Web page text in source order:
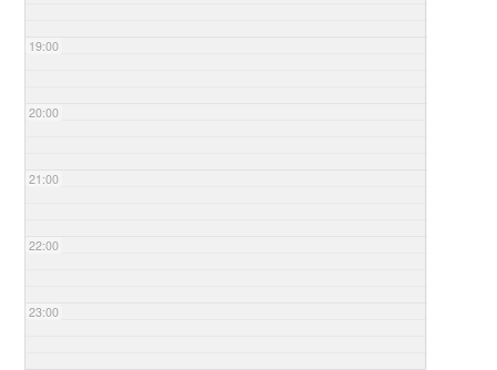
19:00
20:00
21:00
22:00
23:00